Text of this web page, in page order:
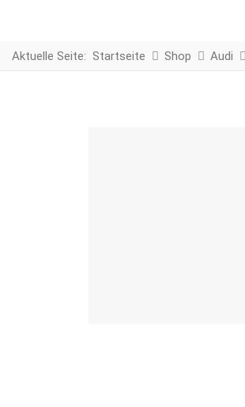
Aktuelle Seite: Startseite Shop Audi